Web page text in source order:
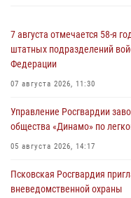
7 августа отмечается 58-я
штатных подразделений
Федерации
07 августа 2026, 11:30
Управление Росгвардии
общества «Динамо» по
05 августа 2026, 14:17
Псковская Росгвардия
вневедомственной охраны